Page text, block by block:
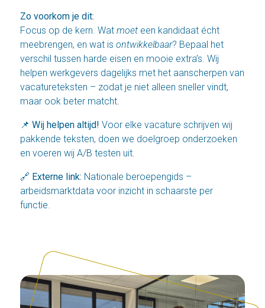
Zo voorkom je dit:
Focus op de kern. Wat moeteen kandidaat écht
meebrengen, en wat is ontwikkelbaar? Bepaal het
verschil tussen harde eisen en mooie extra’s. Wij
helpen werkgevers dagelijks met het aanscherpen van
vacatureteksten – zodat je niet alleen sneller vindt,
maar ook beter matcht.
📌 Wij helpen altijd! Voor elke vacature schrijven wij
pakkende teksten, doen we doelgroep onderzoeken
en voeren wij A/B testen uit.
🔗 Externe link: Nationale beroepengids –
arbeidsmarktdatavoor inzicht in schaarste per
functie.